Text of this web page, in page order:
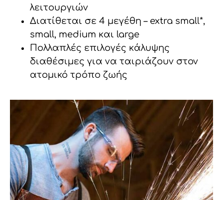
λειτουργιών
Διατίθεται σε 4 μεγέθη – extra small*,
small, medium και large
Πολλαπλές επιλογές κάλυψης
διαθέσιμες για να ταιριάζουν στον
ατομικό τρόπο ζωής